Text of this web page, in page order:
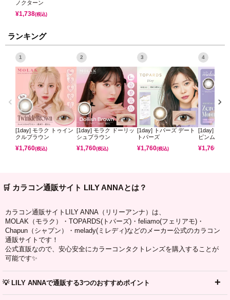
ノクターン
¥1,738(税込)
ランキング
1
[1day] モラク トゥイン
クルブラウン
¥1,760(税込)
2
[1day] モラク ドーリッ
シュブラウン
¥1,760(税込)
3
[1day] トパーズ デート
トパーズ
¥1,760(税込)
4
[1day] ミレ
ピンムーン
¥1,760
🛒 カラコン通販サイト LILY ANNAとは？
カラコン通販サイトLILY ANNA（リリーアンナ）は、
MOLAK（モラク）・TOPARDS(トパーズ)・feliamo(フェリアモ)・
Chapun（シャプン）・melady(ミレディ)などのメーカー公式のカラコン
通販サイトです！
公式直販なので、安心安全にカラーコンタクトレンズを購入することが
可能です✨
💡 LILY ANNAで通販する3つのおすすめポイント